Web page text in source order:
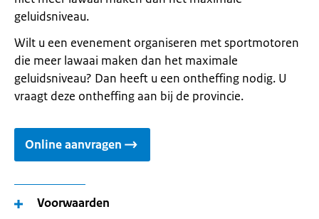
geluidsniveau.
Wilt u een evenement organiseren met sportmotoren
die meer lawaai maken dan het maximale
geluidsniveau? Dan heeft u een ontheffing nodig. U
vraagt deze ontheffing aan bij de provincie.
Online aanvragen
Voorwaarden